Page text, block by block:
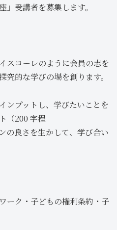
」受講者を募集します。
スコーレのように会員の志を
的な学びの場を創ります。
ンプットし、学びたいことを
（200 字程
の良さを生かして、学び合い
ーク・子どもの権利条約・子